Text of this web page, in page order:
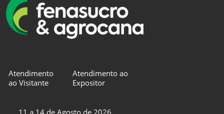
Atendimento
ao Visitante
Atendimento ao
Expositor
11 a 14 de Agosto de 2026